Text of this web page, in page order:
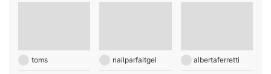
toms nailparfaitgel albertaferretti